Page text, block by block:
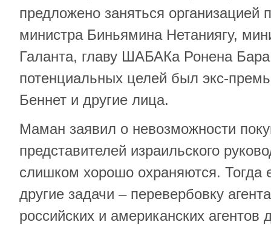
предложено заняться организацией
министра Биньямина Нетаниягу,
Галанта, главу ШАБАКа Ронена
потенциальных целей был экс-
Беннет и другие лица.
Маман заявил о невозможности
представителей израильского
слишком хорошо охраняются. Тогда
другие задачи – перевербовку
российских и американских агентов